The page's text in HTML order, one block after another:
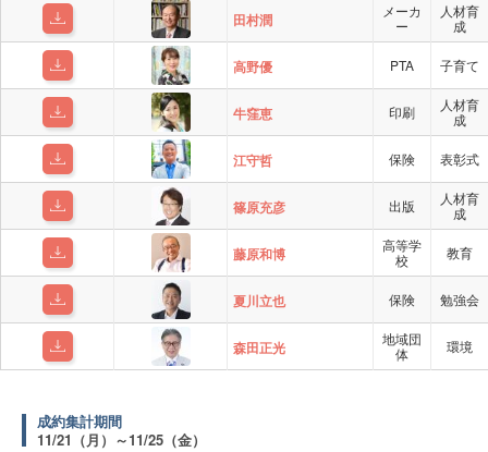
田村潤
メーカ
ー
人材育
成
高野優 PTA 子育て
牛窪恵 印刷
人材育
成
江守哲 保険 表彰式
篠原充彦 出版
人材育
成
藤原和博
高等学
校
教育
夏川立也 保険 勉強会
森田正光
地域団
体
環境
成約集計期間
11/21（月）～11/25（金）